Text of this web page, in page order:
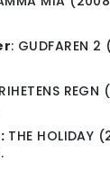
: GUDFAREN
THE HOLIDAY